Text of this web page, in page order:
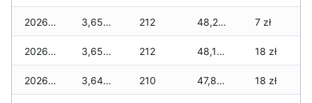
2026-03-03 3,650 zł 212 48,220 zł 7 zł
2026-03-02 3,650 zł 212 48,130 zł 18 zł
2026-03-01 3,640 zł 210 47,830 zł 18 zł